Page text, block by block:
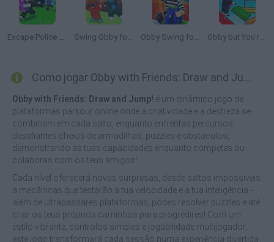
Escape Police for Brainrots Swing Obby for Brainrots! Obby Swing for Brainrots Steal Obby but You're on a Pogo
Como jogar Obby with Friends: Draw and Jump!?
Obby with Friends: Draw and Jump! é um dinâmico jogo de
plataformas parkour online onde a criatividade e a destreza se
combinam em cada salto, enquanto enfrentas percursos
desafiantes cheios de armadilhas, puzzles e obstáculos,
demonstrando as tuas capacidades enquanto competes ou
colaboras com os teus amigos!
Cada nível oferecerá novas surpresas, desde saltos impossíveis
a mecânicas que testarão a tua velocidade e a tua inteligência -
além de ultrapassares plataformas, podes resolver puzzles e até
criar os teus próprios caminhos para progredires! Com um
estilo vibrante, controlos simples e jogabilidade multijogador,
este jogo transformará cada sessão numa experiência divertida